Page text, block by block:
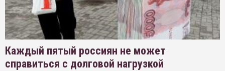
Каждый пятый россиян не может
справиться с долговой нагрузкой